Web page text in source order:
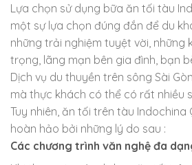
Lựa chọn sử dụng bữa ăn tối tàu
một sự lựa chọn đúng đắn để du
những trải nghiệm tuyệt vời, những
trọng, lãng mạn bên gia đình, bạn
Dịch vụ du thuyền trên sông Sài
mà thực khách có thể có rất nhiều
Tuy nhiên, ăn tối trên tàu Indochina
hoàn hảo bởi những lý do sau :
Các chương trình văn nghệ đa